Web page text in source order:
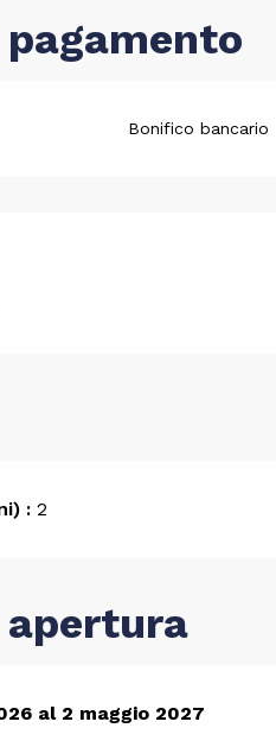
Bonifico bancario
: 2
al2 maggio 2027
al2 maggio 2027